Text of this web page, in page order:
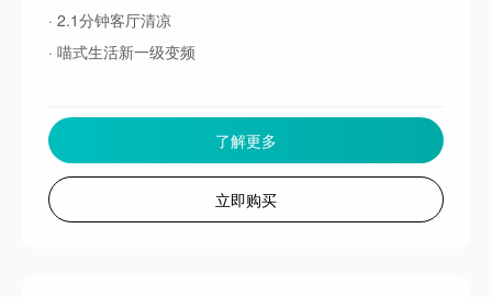
· 2.1分钟客厅清凉
· 喵式生活新一级变频
了解更多
立即购买